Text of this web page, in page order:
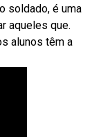
soldado, é uma
aqueles que.
alunos têm a